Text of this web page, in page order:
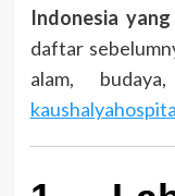
Indonesia
daftar
alam,